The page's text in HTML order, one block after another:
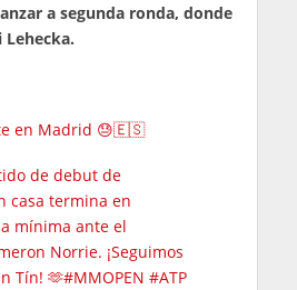
a segunda ronda, donde
Lehecka.
en Madrid 😓🇪🇸
de debut de
casa termina en
mínima ante el
Norrie. ¡Seguimos
Tín! 🫶#MMOPEN #ATP